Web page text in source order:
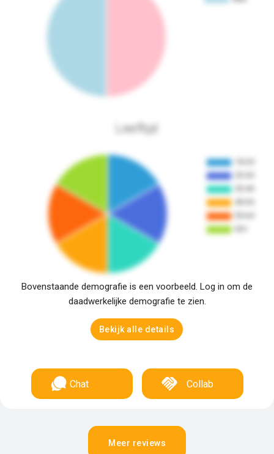
Leeftijd
Bovenstaande demografie is een voorbeeld. Log in om de
daadwerkelijke demografie te zien.
Bekijk alle details
Chat Collab
Meer reviews